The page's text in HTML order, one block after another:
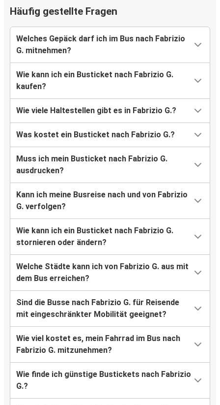
Häufig gestellte Fragen
Welches Gepäck darf ich im Bus nach Fabrizio
G. mitnehmen?
Wie kann ich ein Busticket nach Fabrizio G.
kaufen?
Wie viele Haltestellen gibt es in Fabrizio G.?
Was kostet ein Busticket nach Fabrizio G.?
Muss ich mein Busticket nach Fabrizio G.
ausdrucken?
Kann ich meine Busreise nach und von Fabrizio
G. verfolgen?
Wie kann ich ein Busticket nach Fabrizio G.
stornieren oder ändern?
Welche Städte kann ich von Fabrizio G. aus mit
dem Bus erreichen?
Sind die Busse nach Fabrizio G. für Reisende
mit eingeschränkter Mobilität geeignet?
Wie viel kostet es, mein Fahrrad im Bus nach
Fabrizio G. mitzunehmen?
Wie finde ich günstige Bustickets nach Fabrizio
G.?